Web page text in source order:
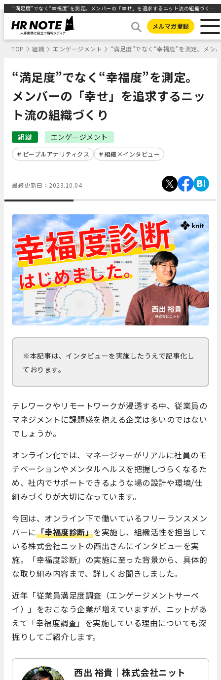
“満足度”でなく“幸福度”を測定。メンバーの「幸せ」を追求するニット流の組織づくり ｜HR NOTE
メルマガ登録
TOP 組織 エンゲージメント “満足度”でなく“幸福度”を測定。メン
“満足度”でなく“幸福度”を測定。
メンバーの「幸せ」を追求するニッ
ト流の組織づくり
組織 エンゲージメント
ピープルアナリティクス 組織×インタビュー
最終更新日： 2023.10.04
※本記事は、インタビューを実施したうえで記事化し
ております。
テレワークやリモートワークが浸透する中、従業員の
マネジメントに課題感を抱える企業は多いのではない
でしょうか。
オンライン化では、マネージャーがリアルに社員のモ
チベーションやメンタルヘルスを把握しづらくなるた
め、社内でサポートできるような場の設計や環境/仕
組みづくりが大切になっています。
今回は、オンライン下で働いているフリーランスメン
バーに「幸福度診断」を実施し、組織活性を担当して
いる株式会社ニットの西出さんにインタビューを実
施。「幸福度診断」の実施に至った背景から、具体的
な取り組み内容まで、詳しくお聞きしました。
近年「従業員満足度調査（エンゲージメントサーベ
イ）」をおこなう企業が増えていますが、ニットがあ
えて「幸福度調査」を実施している理由についても深
掘りしてご紹介します。
西出 裕貴｜株式会社ニット